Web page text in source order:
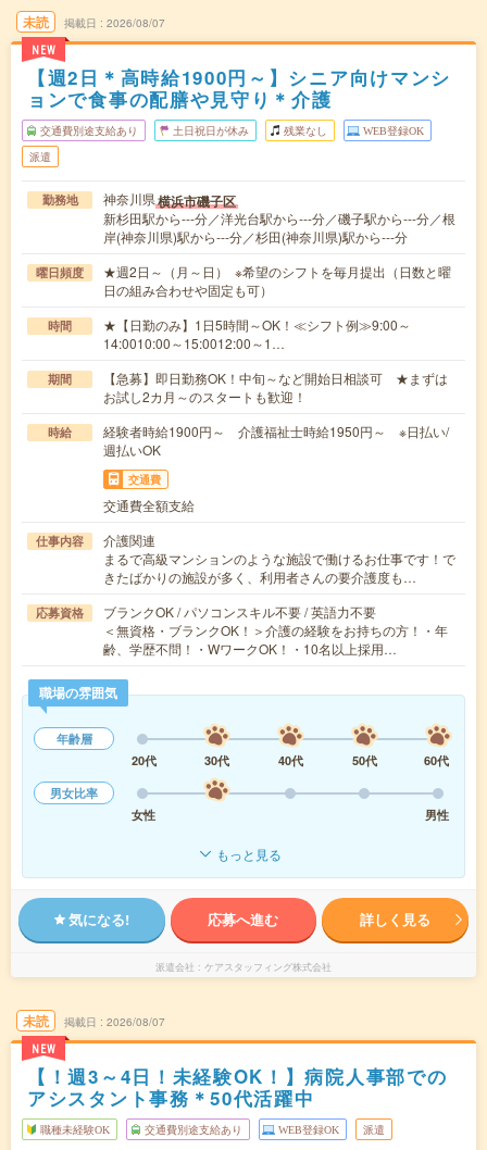
未読
NEW
掲載日 2026/08/07
【週2日＊高時給1900円～】シニア向けマンシ
ョンで食事の配膳や見守り＊介護
交通費別途支給あり 土日祝日が休み 残業なし WEB登録OK
派遣
勤務地 神奈川県横浜市磯子区
新杉田駅から---分／洋光台駅から---分／磯子駅から---分／根
岸(神奈川県)駅から---分／杉田(神奈川県)駅から---分
曜日頻度
★週2日～（月～日） ※希望のシフトを毎月提出（日数と曜
日の組み合わせや固定も可）
時間
★【日勤のみ】1日5時間～OK！≪シフト例≫9:00～
14:0010:00～15:0012:00～1…
期間
【急募】即日勤務OK！中旬～など開始日相談可 ★まずは
お試し2カ月～のスタートも歓迎！
時給
経験者時給1900円～ 介護福祉士時給1950円～ ※日払い/
週払いOK
交通費
交通費全額支給
仕事内容
介護関連
まるで高級マンションのような施設で働けるお仕事です！で
きたばかりの施設が多く、利用者さんの要介護度も…
応募資格
ブランクOK / パソコンスキル不要 / 英語力不要
＜無資格・ブランクOK！＞介護の経験をお持ちの方！・年
齢、学歴不問！・WワークOK！・10名以上採用…
職場の雰囲気
年齢層
20代
30代 40代 50代
60代
男女比率
女性
男性
もっと見る
気になる! 応募へ進む 詳しく見る
派遣会社 ケアスタッフィング株式会社
未読
NEW
掲載日 2026/08/07
【！週3～4日！未経験OK！】病院人事部での
アシスタント事務＊50代活躍中
職種未経験OK 交通費別途支給あり WEB登録OK 派遣